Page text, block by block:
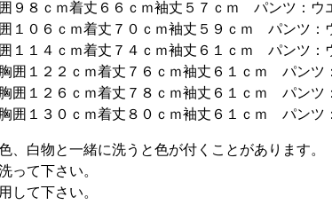
９８ｃｍ着丈６６ｃｍ袖丈５７ｃｍ パンツ：ウ
１０６ｃｍ着丈７０ｃｍ袖丈５９ｃｍ パンツ：
１１４ｃｍ着丈７４ｃｍ袖丈６１ｃｍ パンツ：
囲１２２ｃｍ着丈７６ｃｍ袖丈６１ｃｍ パンツ
囲１２６ｃｍ着丈７８ｃｍ袖丈６１ｃｍ パンツ
囲１３０ｃｍ着丈８０ｃｍ袖丈６１ｃｍ パンツ
、白物と一緒に洗うと色が付くことがあります。
って下さい。
して下さい。